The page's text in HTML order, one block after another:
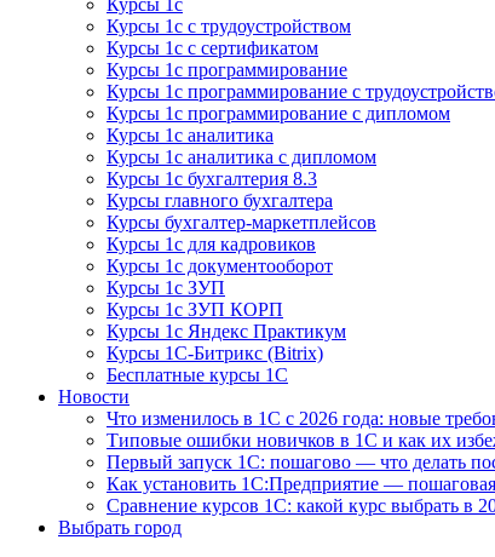
Курсы 1с
Курсы 1с с трудоустройством
Курсы 1с с сертификатом
Курсы 1с программирование
Курсы 1с программирование с
Курсы 1с программирование с дипломом
Курсы 1с аналитика
Курсы 1с аналитика с дипломом
Курсы 1с бухгалтерия 8.3
Курсы главного бухгалтера
Курсы бухгалтер-маркетплейсов
Курсы 1с для кадровиков
Курсы 1с документооборот
Курсы 1с ЗУП
Курсы 1с ЗУП КОРП
Курсы 1с Яндекс Практикум
Курсы 1С-Битрикс (Bitrix)
Бесплатные курсы 1С
Новости
Что изменилось в 1С с 2026 года: новые
Типовые ошибки новичков в 1С и как их
Первый запуск 1С: пошагово — что делать
Как установить 1С:Предприятие —
Сравнение курсов 1С: какой курс выбрать в
Выбрать город